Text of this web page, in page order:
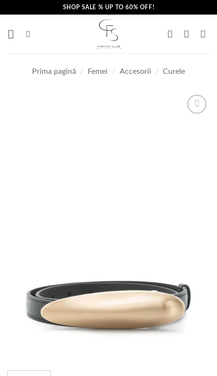
content
SHOP SALE % UP TO 60% OFF!
Prima pagină / Femei / Accesorii / Curele